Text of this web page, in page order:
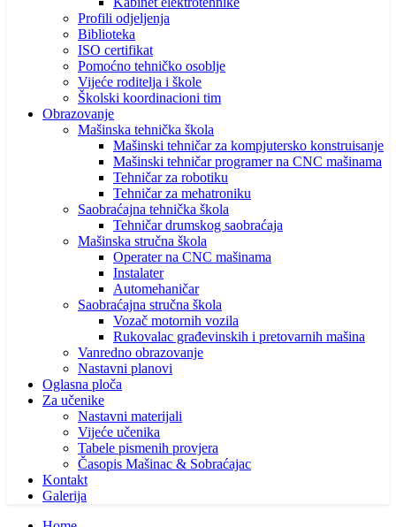
Profili odjeljenja
Biblioteka
ISO certifikat
Pomoćno tehničko osoblje
Vijeće roditelja i škole
Školski koordinacioni tim
Obrazovanje
Mašinska tehnička škola
Mašinski tehničar za kompjutersko konstruisanje
Mašinski tehničar programer na CNC mašinama
Tehničar za robotiku
Tehničar za mehatroniku
Saobraćajna tehnička škola
Tehničar drumskog saobraćaja
Mašinska stručna škola
Operater na CNC mašinama
Instalater
Automehaničar
Saobraćajna stručna škola
Vozač motornih vozila
Rukovalac građevinskih i pretovarnih mašina
Vanredno obrazovanje
Nastavni planovi
Oglasna ploča
Za učenike
Nastavni materijali
Vijeće učenika
Tabele pismenih provjera
Časopis Mašinac & Sobraćajac
Kontakt
Galerija